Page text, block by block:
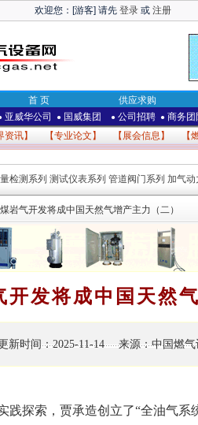
欢迎您：[游客] 请先 登录 或 注册
首 页 供应求购
亚威华公司 ● 国威集团 ● 公司招聘 ● 商务团
资讯】 【专业论文 】 【 展会信息 】 【
检测系列 测试仪表系列 管道阀门系列 加气动
岩气开发将成中国天然气增产主力（二）
开发将成中国天然
新时间：2025-11-14 来源：中国燃
探索，贾承造创立了“全油气系